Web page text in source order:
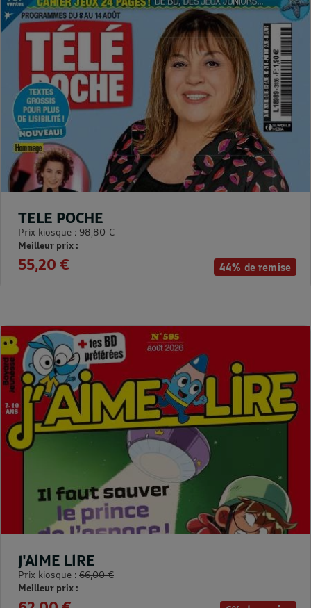
44% de remise
TELE POCHE
Prix kiosque : 98,80 €
Meilleur prix :
55,20 €
J'AIME LIRE
Prix kiosque : 66,00 €
Meilleur prix :